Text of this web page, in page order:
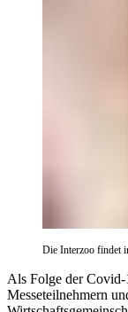
Die Interzoo findet
Als Folge der Covid-
Messeteilnehmern